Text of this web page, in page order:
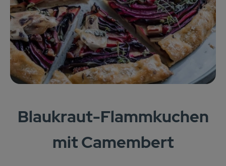
KARUSSELLE
Gutes aus Höhenberg
Einfach Bio
Obst & Gemüse
Kühlregal
Tiefkühlprodukte
Blaukraut-Flammkuchen
mit Camembert